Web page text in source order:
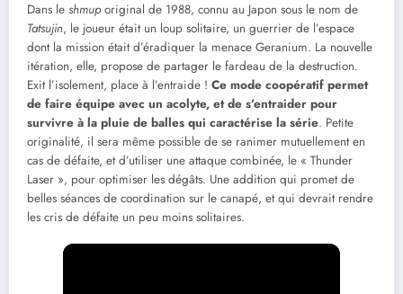
Dans le shmuporiginal de 1988, connu au Japon sous le nom de
Tatsujin, le joueur était un loup solitaire, un guerrier de l’espace
dont la mission était d’éradiquer la menace Geranium. La nouvelle
itération, elle, propose de partager le fardeau de la destruction.
Exit l’isolement, place à l’entraide ! Ce mode coopératif permet
de faire équipe avec un acolyte, et de s’entraider pour
survivre à la pluie de balles qui caractérise la série. Petite
originalité, il sera même possible de se ranimer mutuellement en
cas de défaite, et d’utiliser une attaque combinée, le « Thunder
Laser », pour optimiser les dégâts. Une addition qui promet de
belles séances de coordination sur le canapé, et qui devrait rendre
les cris de défaite un peu moins solitaires.